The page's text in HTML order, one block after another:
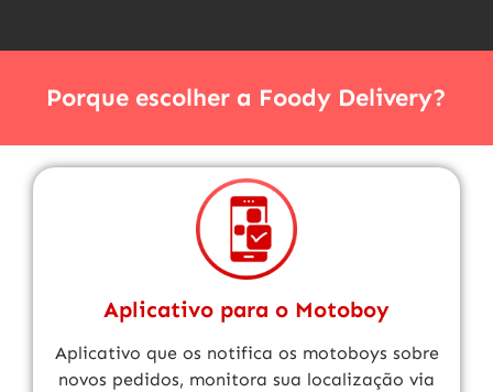
Porque escolher a Foody Delivery?
Aplicativo para o Motoboy
Aplicativo que os notifica os motoboys sobre
novos pedidos, monitora sua localização via